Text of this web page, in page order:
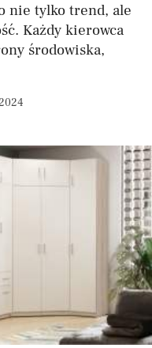
nie tylko trend, ale
Każdy kierowca
środowiska,